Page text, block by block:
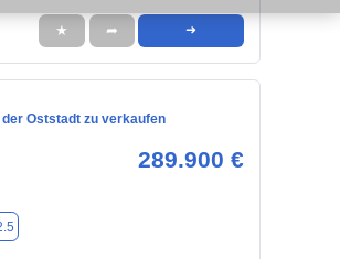
★ ➦ ➜
Oststadt zu verkaufen
289.900 €